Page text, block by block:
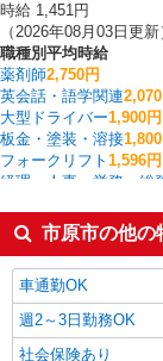
時給 1,451円
（2026年08月03日更新
職種別平均時給
薬剤師2,750円
英会話・語学関連
大型ドライバー1,900円
板金・塗装・溶接
フォークリフト 1,596円
経理・人事・労務・総
看護師・保健師・看護
家電・携帯販売1,563円
製造・組立・加工1,554
その他軽作業・製造・
市原市の他の職種の平
市原市の他の
車通勤OK
週2～3日勤務OK
社会保険あり